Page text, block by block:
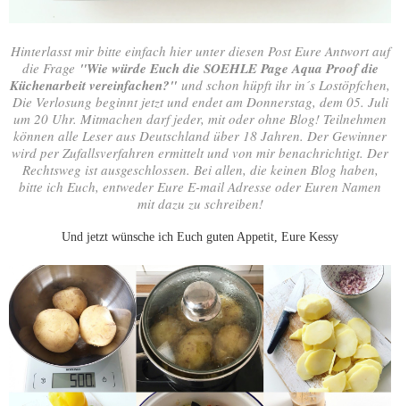
Hinterlasst mir bitte einfach hier unter diesen Post Eure Antwort auf
die Frage "Wie würde Euch die SOEHLE Page Aqua Proof die
Küchenarbeit vereinfachen?" und schon hüpft ihr in´s Lostöpfchen,
Die Verlosung beginnt jetzt und endet am Donnerstag, dem 05. Juli
um 20 Uhr. Mitmachen darf jeder, mit oder ohne Blog! Teilnehmen
können alle Leser aus Deutschland über 18 Jahren. Der Gewinner
wird per Zufallsverfahren ermittelt und von mir benachrichtigt. Der
Rechtsweg ist ausgeschlossen. Bei allen, die keinen Blog haben,
bitte ich Euch, entweder Eure E-mail Adresse oder Euren Namen
mit dazu zu schreiben!
Und jetzt wünsche ich Euch guten Appetit, Eure Kessy